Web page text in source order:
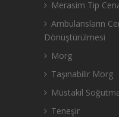
Merasim Tip
Ambulansların
Dönüştürülmesi
Morg
Taşınabilir Morg
Müstakil
Teneşir